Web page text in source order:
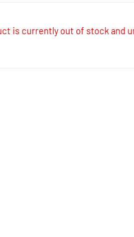
is currently out of stock and